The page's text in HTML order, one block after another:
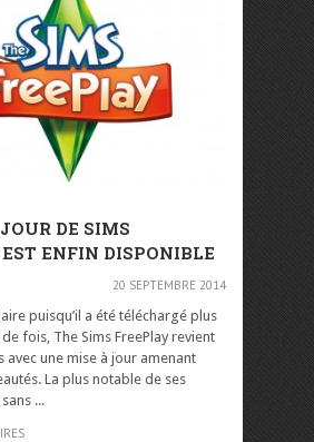
DE SIMS
ENFIN DISPONIBLE
20 SEPTEMBRE 2014
puisqu’il a été téléchargé plus
fois, The Sims FreePlay revient
avec une mise à jour amenant
La plus notable de ses
...